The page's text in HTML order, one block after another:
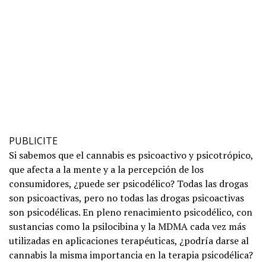
PUBLICITE
Si sabemos que el cannabis es psicoactivo y psicotrópico,
que afecta a la mente y a la percepción de los
consumidores, ¿puede ser psicodélico? Todas las drogas
son psicoactivas, pero no todas las drogas psicoactivas
son psicodélicas. En pleno renacimiento psicodélico, con
sustancias como la psilocibina y la MDMA cada vez más
utilizadas en aplicaciones terapéuticas, ¿podría darse al
cannabis la misma importancia en la terapia psicodélica?